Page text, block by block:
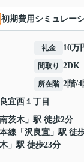
初期費用シミュレー
礼金 10万
間取り 2DK
所在階 2階/
宜西 １丁目
南茨木 」駅 徒歩2分
線 「 沢良宜 」駅 徒
」駅 徒歩23分